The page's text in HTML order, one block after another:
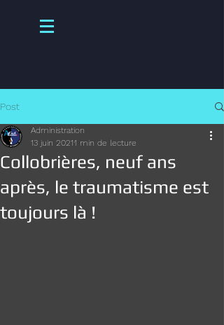
Post
Collobrières, neuf ans
après, le traumatisme est
toujours là !
Administration
13 juin 20211 min de lecture